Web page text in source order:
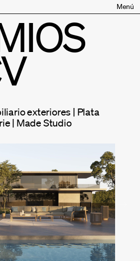
Menú
exteriores | Plata
| Made Studio